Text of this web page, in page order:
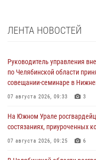
ЛЕНТА НОВОСТЕЙ
Руководитель управления
по Челябинской области
совещании-семинаре в
07 августа 2026, 09:33 3
На Южном Урале
состязаниях, приуроченных
07 августа 2026, 09:25 6